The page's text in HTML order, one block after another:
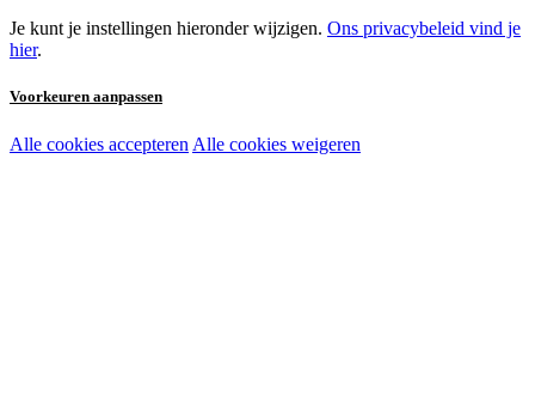
Je kunt je instellingen hieronder wijzigen. Ons privacybeleid vind je
hier.
Voorkeuren aanpassen
Noodzakelijke cookies:
Alle cookies accepteren Alle cookies weigeren